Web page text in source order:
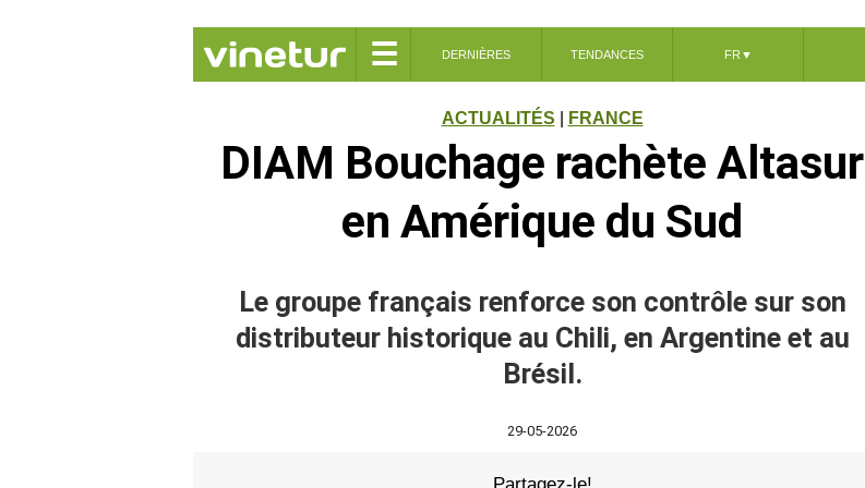
☰ DERNIÈRES TENDANCES FR ▼
ACTUALITÉS FRANCE
DIAM Bouchage rachète Altasur
en Amérique du Sud
Le groupe français renforce son contrôle sur son
distributeur historique au Chili, en Argentine et au
Brésil.
29-05-2026